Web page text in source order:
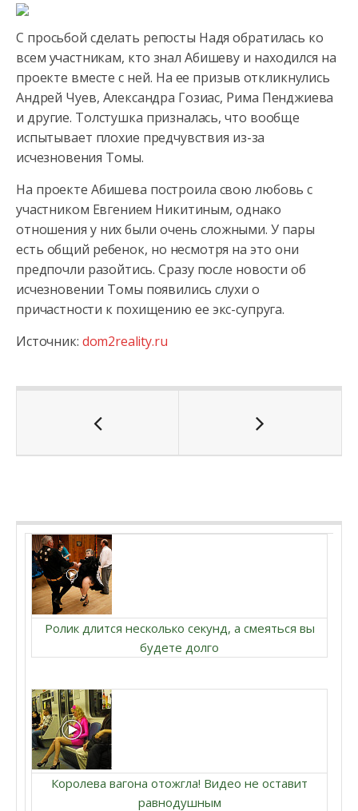
С просьбой сделать репосты Надя обратилась ко
всем участникам, кто знал Абишеву и находился на
проекте вместе с ней. На ее призыв откликнулись
Андрей Чуев, Александра Гозиас, Рима Пенджиева
и другие. Толстушка призналась, что вообще
испытывает плохие предчувствия из-за
исчезновения Томы.
На проекте Абишева построила свою любовь с
участником Евгением Никитиным, однако
отношения у них были очень сложными. У пары
есть общий ребенок, но несмотря на это они
предпочли разойтись. Сразу после новости об
исчезновении Томы появились слухи о
причастности к похищению ее экс-супруга.
Источник: dom2reality.ru
Ролик длится несколько секунд, а смеяться вы
будете долго
Королева вагона отожгла! Видео не оставит
равнодушным